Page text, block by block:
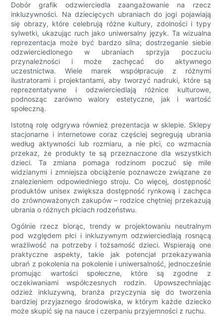
Dobór grafik odzwierciedla zaangażowanie na rzecz
inkluzywności. Na dziecięcych ubraniach do jogi pojawiają
się obrazy, które celebrują różne kultury, zdolności i typy
sylwetki, ukazując ruch jako uniwersalny język. Ta wizualna
reprezentacja może być bardzo silna; dostrzeganie siebie
odzwierciedlonego w ubraniach sprzyja poczuciu
przynależności i może zachęcać do aktywnego
uczestnictwa. Wiele marek współpracuje z różnymi
ilustratorami i projektantami, aby tworzyć nadruki, które są
reprezentatywne i odzwierciedlają różnice kulturowe,
podnosząc zarówno walory estetyczne, jak i wartość
społeczną.
Istotną rolę odgrywa również prezentacja w sklepie. Sklepy
stacjonarne i internetowe coraz częściej segregują ubrania
według aktywności lub rozmiaru, a nie płci, co wzmacnia
przekaz, że produkty te są przeznaczone dla wszystkich
dzieci. Ta zmiana pomaga rodzinom poczuć się mile
widzianymi i zmniejsza obciążenie poznawcze związane ze
znalezieniem odpowiedniego stroju. Co więcej, dostępność
produktów unisex zwiększa dostępność rynkową i zachęca
do zrównoważonych zakupów – rodzice chętniej przekazują
ubrania o różnych płciach rodzeństwu.
Ogólnie rzecz biorąc, trendy w projektowaniu neutralnym
pod względem płci i inkluzywnym odzwierciedlają rosnącą
wrażliwość na potrzeby i tożsamość dzieci. Wspierają one
praktyczne aspekty, takie jak potencjał przekazywania
ubrań z pokolenia na pokolenie i uniwersalność, jednocześnie
promując wartości społeczne, które są zgodne z
oczekiwaniami współczesnych rodzin. Upowszechniając
odzież inkluzywną, branża przyczynia się do tworzenia
bardziej przyjaznego środowiska, w którym każde dziecko
może skupić się na nauce i czerpaniu przyjemności z ruchu.